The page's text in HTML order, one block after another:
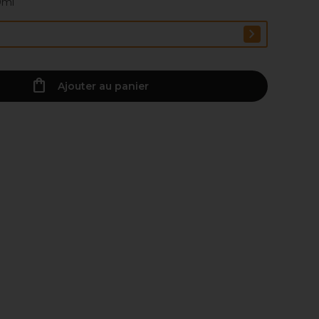
Ajouter au panier